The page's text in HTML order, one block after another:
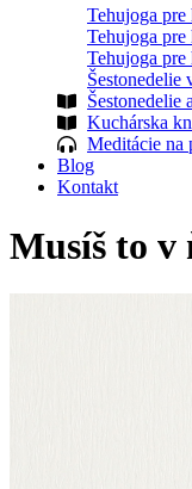
Tehujoga
Tehujoga
Tehujoga
Šestonedelie
Šestonedelie
Kuchárska
Meditácie na
Blog
Kontakt
Musíš to v